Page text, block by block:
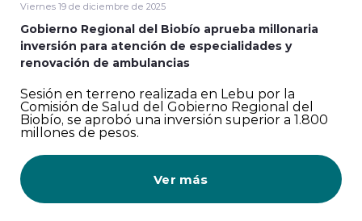
Viernes 19 de diciembre de 2025
Gobierno Regional del Biobío aprueba millonaria
inversión para atención de especialidades y
renovación de ambulancias
Sesión en terreno realizada en Lebu por la
Comisión de Salud del Gobierno Regional del
Biobío, se aprobó una inversión superior a 1.800
millones de pesos.
Ver más